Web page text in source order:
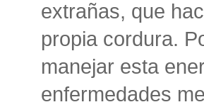
extrañas, que
propia cordura.
manejar esta
enfermedades